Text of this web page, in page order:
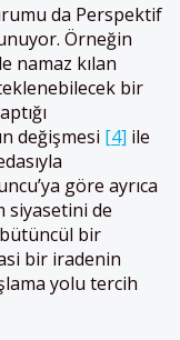
da Perspektif
Örneğin
namaz kılan
bir
değişmesi [4] ile
göre ayrıca
siyasetini de
bütüncül bir
bir iradenin
yolu tercih